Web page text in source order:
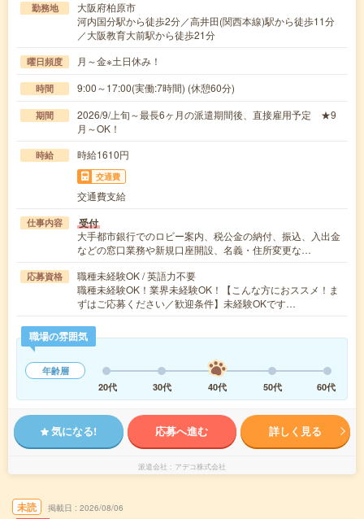
勤務地
大阪府柏原市
河内国分駅から徒歩2分／高井田(関西本線)駅から徒歩11分
／大阪教育大前駅から徒歩21分
曜日頻度 月～金※土日休み！
時間 9:00～17:00(実働:7時間) (休憩60分)
期間
2026/9/上旬～最長6ヶ月の派遣期間後、直接雇用予定 ★9
月～OK！
時給 時給1610円
交通費
交通費支給
仕事内容 受付
大手都市銀行でのロビー案内、税公金の納付、振込、入出金
などの窓口業務や新規口座開設、名義・住所変更な…
応募資格
職種未経験OK / 英語力不要
職種未経験OK！業界未経験OK！【こんな方におススメ！ま
ずはご応募ください／歓迎条件】未経験OKです…
職場の雰囲気
年齢層
20代
30代 40代 50代 60代
気になる! 応募へ進む 詳しく見る
派遣会社 アデコ株式会社
未読 掲載日 2026/08/06